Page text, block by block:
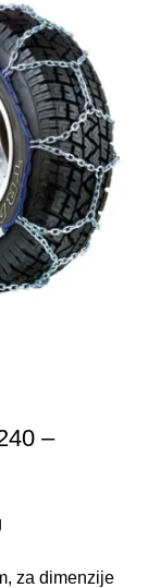
–
za dimenzije